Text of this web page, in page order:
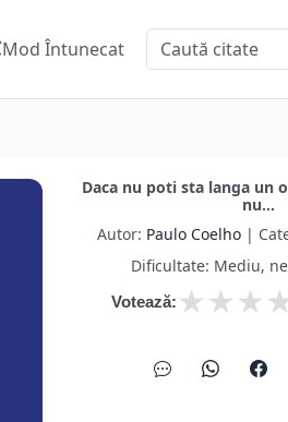
Mod Întunecat
Daca nu poti sta langa un
nu...
Autor: Paulo Coelho|
Dificultate: Mediu,
Votează: ★
★
★